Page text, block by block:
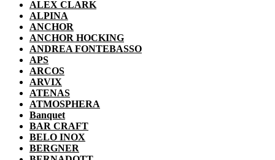
ALEX CLARK
ALPINA
ANCHOR
ANCHOR HOCKING
ANDREA FONTEBASSO
APS
ARCOS
ARVIX
ATENAS
ATMOSPHERA
Banquet
BAR CRAFT
BELO INOX
BERGNER